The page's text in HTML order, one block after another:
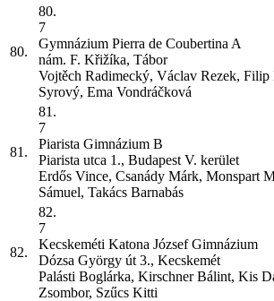
80.
80.
7
Gymnázium Pierra de Coubertina A
nám. F. Křižíka, Tábor
Vojtěch Radimecký, Václav Rezek,
Syrový, Ema Vondráčková
81.
81.
7
Piarista Gimnázium B
Piarista utca 1., Budapest V. kerület
Erdős Vince, Csanády Márk, Monspart
Sámuel, Takács Barnabás
82.
82.
7
Kecskeméti Katona József Gimnázium
Dózsa György út 3., Kecskemét
Palásti Boglárka, Kirschner Bálint, Kis
Zsombor, Szűcs Kitti